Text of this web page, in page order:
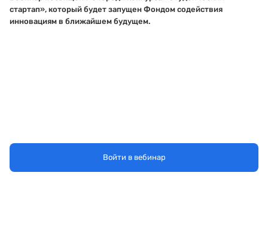
стартап», который будет запущен Фондом содействия
инновациям в ближайшем будущем.
Войти в вебинар